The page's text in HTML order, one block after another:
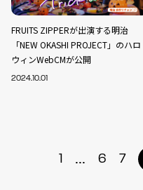
FRUITS ZIPPERが出演する明治
「NEW OKASHI PROJECT」のハロ
ウィンWebCMが公開
2024.10.01
1 ... 6 7